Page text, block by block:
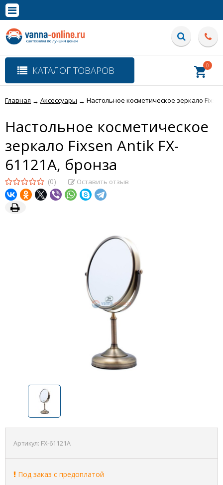
Полная версия сайта
КАТАЛОГ ТОВАРОВ 0
Главная → Аксессуары → Настольное косметическое зеркало
Настольное косметическое
зеркало Fixsen Antik FX-
61121A, бронза
(0) Оставить отзыв
Артикул: FX-61121А
Под заказ с предоплатой